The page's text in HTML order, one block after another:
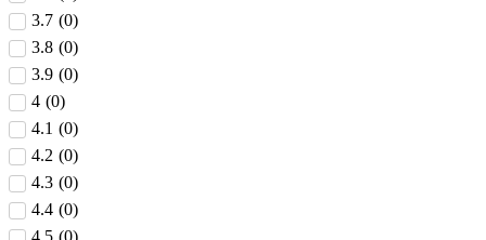
3.7 (0)
3.8 (0)
3.9 (0)
4 (0)
4.1 (0)
4.2 (0)
4.3 (0)
4.4 (0)
4.5 (0)